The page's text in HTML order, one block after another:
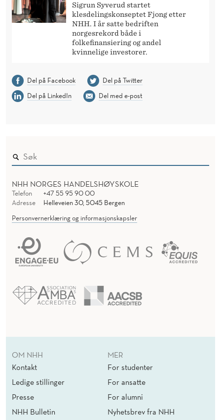
Sigrun Syverud startet
klesdelingskonseptet Fjong etter
NHH. I år satte bedriften
norgesrekord både i
folkefinansiering og andel
kvinnelige investorer.
Del på Facebook
Del på Twitter
Del på LinkedIn
Del med e-post
NHH NORGES HANDELSHØYSKOLE
Telefon
+47 55 95 90 00
Adresse
Helleveien 30, 5045 Bergen
Personvernerklæring og informasjonskapsler
OM NHH
Kontakt
Ledige stillinger
Presse
NHH Bulletin
MER
For studenter
For ansatte
For alumni
Nyhetsbrev fra NHH